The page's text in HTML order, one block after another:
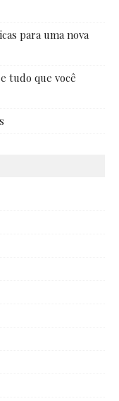
para uma nova
tudo que você